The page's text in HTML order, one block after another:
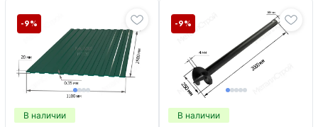
В наличии
-9%
В наличии
-9%